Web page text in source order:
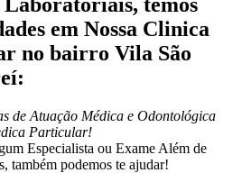
em Nossa Clinica
no bairro Vila São
de Atuação Médica e Odontológica
Particular!
Especialista ou Exame Além de
também podemos te ajudar!